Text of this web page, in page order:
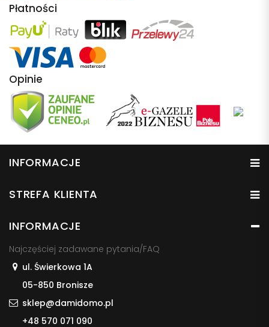
Płatności
Opinie
INFORMACJE
STREFA KLIENTA
INFORMACJE
Najczęściej zadawane pytania/FAQ
ul. Świerkowa 1A
05-850 Bronisze
sklep@damidomo.pl
+48 570 071 090